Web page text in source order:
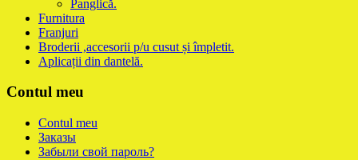
Panglică.
Furnitura
Franjuri
Broderii ,accesorii p/u cusut și împletit.
Aplicații din dantelă.
Contul meu
Contul meu
Заказы
Забыли свой пароль?